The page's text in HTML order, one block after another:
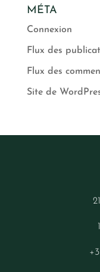
MÉTA
Connexion
Flux des
Flux des
Site de